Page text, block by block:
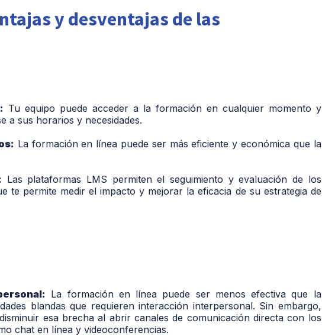
y desventajas de las
Tu equipo puede acceder a la formación en cualquier momento y
a sus horarios y necesidades.
La formación en línea puede ser más eficiente y económica que la
Las plataformas LMS permiten el seguimiento y evaluación de los
te permite medir el impacto y mejorar la eficacia de su estrategia de
La formación en línea puede ser menos efectiva que la
blandas que requieren interacción interpersonal. Sin embargo,
esa brecha al abrir canales de comunicación directa con los
chat en línea y videoconferencias.